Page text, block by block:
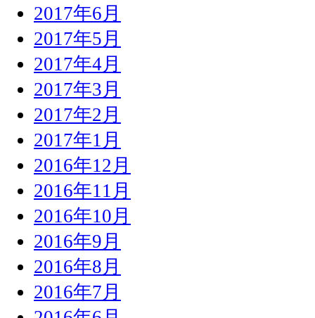
2017年6月
2017年5月
2017年4月
2017年3月
2017年2月
2017年1月
2016年12月
2016年11月
2016年10月
2016年9月
2016年8月
2016年7月